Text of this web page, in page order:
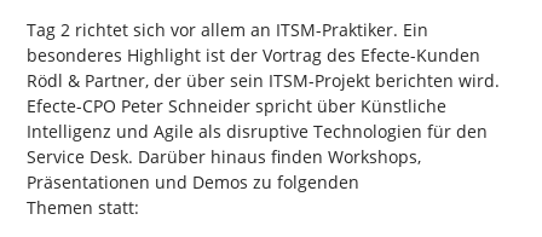
Tag 2 richtet sich vor allem an ITSM-Praktiker. Ein
besonderes Highlight ist der Vortrag des Efecte-Kunden
Rödl & Partner, der über sein ITSM-Projekt berichten wird.
Efecte-CPO Peter Schneider spricht über Künstliche
Intelligenz und Agile als disruptive Technologien für den
Service Desk. Darüber hinaus finden Workshops,
Präsentationen und Demos zu folgenden
Themen statt: